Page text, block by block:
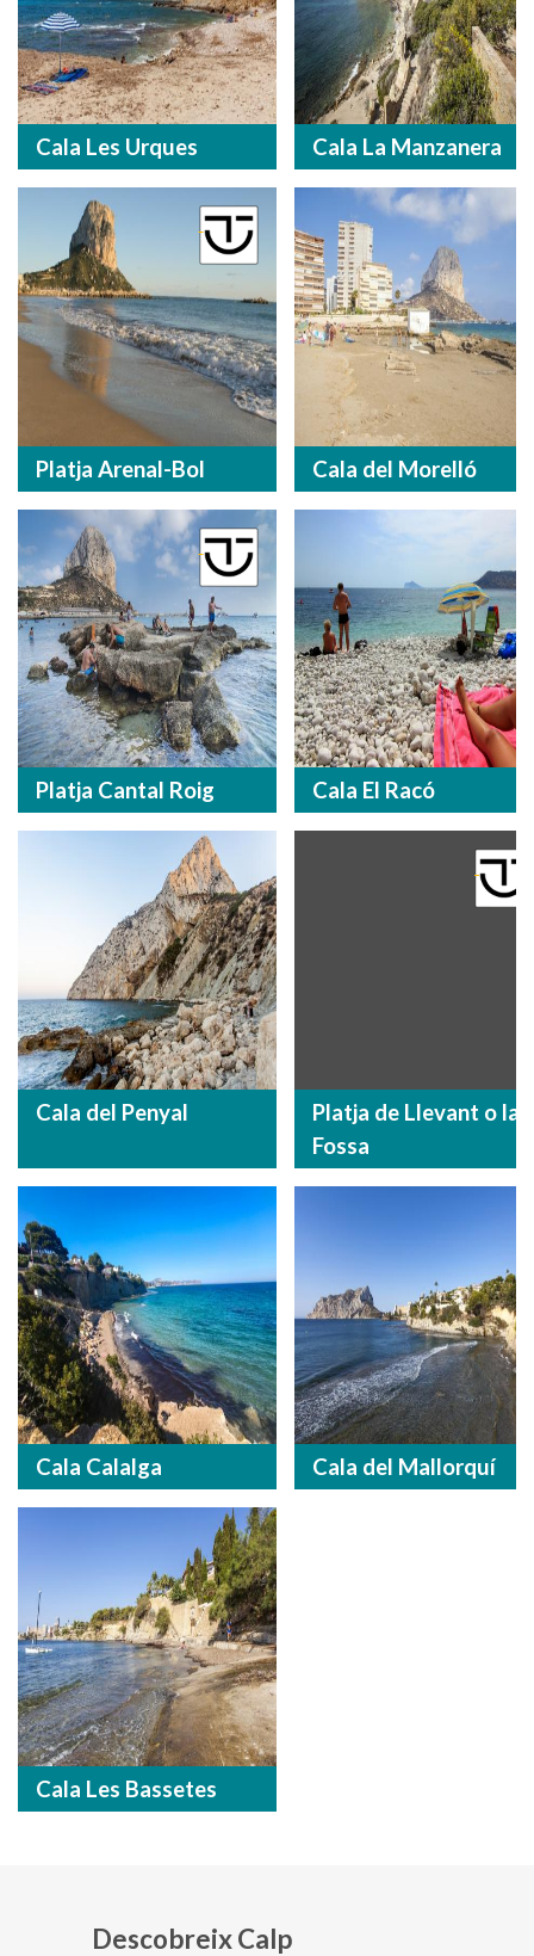
Cala Les Urques Cala La Manzanera
Platja Arenal-Bol Cala del Morelló
Platja Cantal Roig Cala El Racó
Cala del Penyal
Platja de Llevant o la
Fossa
Cala Calalga Cala del Mallorquí
Cala Les Bassetes
Descobreix Calp